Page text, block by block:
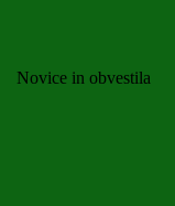
Novice in obvestila